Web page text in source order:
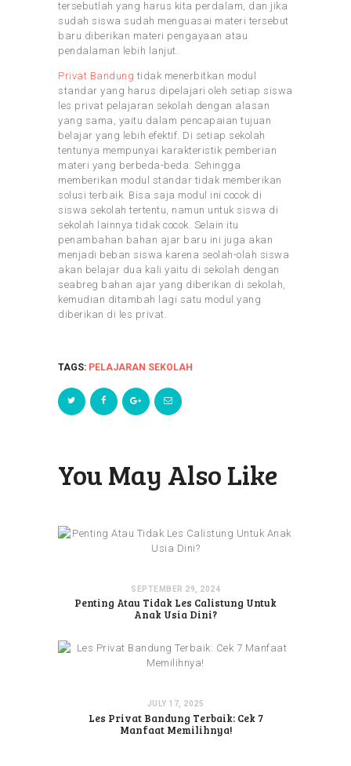
tersebutlah yang harus kita perdalam, dan jika
sudah siswa sudah menguasai materi tersebut
baru diberikan materi pengayaan atau
pendalaman lebih lanjut.
Privat Bandung tidak menerbitkan modul
standar yang harus dipelajari oleh setiap siswa
les privat pelajaran sekolah dengan alasan
yang sama, yaitu dalam pencapaian tujuan
belajar yang lebih efektif. Di setiap sekolah
tentunya mempunyai karakteristik pemberian
materi yang berbeda-beda. Sehingga
memberikan modul standar tidak memberikan
solusi terbaik. Bisa saja modul ini cocok di
siswa sekolah tertentu, namun untuk siswa di
sekolah lainnya tidak cocok. Selain itu
penambahan bahan ajar baru ini juga akan
menjadi beban siswa karena seolah-olah siswa
akan belajar dua kali yaitu di sekolah dengan
seabreg bahan ajar yang diberikan di sekolah,
kemudian ditambah lagi satu modul yang
diberikan di les privat.
TAGS: PELAJARAN SEKOLAH
You May Also Like
SEPTEMBER 29, 2024
Penting Atau Tidak Les Calistung Untuk
Anak Usia Dini?
JULY 17, 2025
Les Privat Bandung Terbaik: Cek 7
Manfaat Memilihnya!